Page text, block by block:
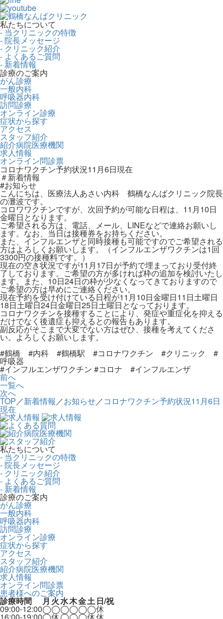
私たちについて
- 当クリニックの特徴
- 院長メッセージ
- クリニック紹介
- よくあるご質問
- 新着情報
診療のご案内
がん診療
一般内科
呼吸器内科
訪問診療
オンライン診療
症状から探す
アクセス
スタッフ紹介
紹介病院医療機関
求人情報
オンライン問診票
コロナワクチン予約状況11月6日現在
＃新着情報
#お知らせ
こんにちは、医療法人あさい内科 鶴橋なんばクリニック院長
の灘波です。
コロワワクチンですが、次回予約が可能な日程は、11月10日
金曜日となります。
ご希望される方は、電話、メール、LINEなどで連絡お願いし
ます。なお、当日は接種券をお持ちください。
また、インフルエンザと同時接種も可能ですのでご希望される
方はよろしくお願いします。（インフルエンザワクチンは1回
3300円の接種料です。）
現在の空き状況ですが11月17日が予約で埋まっており受付終
了しております。ご希望の方が多ければ枠の追加を検討いたし
ます。また、10日24日の枠が少なくなってきておりますので
ご希望の方は早めにご連絡ください。
現在予約を受け付けている日程が11月10日金曜日11日土曜日
18日土曜日24日金曜日25日土曜日となっております。
コロナワクチンを接種することにより、発症や重症化を抑える
だけでなく後遺症も抑えるとの報告もあります。
副反応がそこまで大変でない方はぜひ、接種を考えてくださ
い。よろしくお願いします。
#鶴橋 #内科 #鶴橋駅 #コロナワクチン #クリニック #
呼吸器
#インフルエンザワクチン #コロナ #インフルエンザ
前へ
一覧へ
次へ
TOP／新着情報 ／お知らせ／コロナワクチン予約状況11月6日
現在
私たちについて
- 当クリニックの特徴
- 院長メッセージ
- クリニック紹介
- よくあるご質問
- 新着情報
診療のご案内
がん診療
一般内科
呼吸器内科
訪問診療
オンライン診療
症状から探す
アクセス
スタッフ紹介
紹介病院医療機関
求人情報
オンライン問診票
患者様へのご案内
診療時間 月火水木金土日/祝
09:00-12:00◯◯◯◯◯◯休